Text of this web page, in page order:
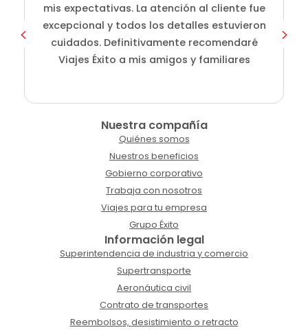
mis expectativas. La atención al cliente fue
excepcional y todos los detalles estuvieron
cuidados. Definitivamente recomendaré
Viajes Éxito a mis amigos y familiares
Nuestra compañía
Quiénes somos
Nuestros beneficios
Gobierno corporativo
Trabaja con nosotros
Viajes para tu empresa
Grupo Éxito
Información legal
Superintendencia de industria y comercio
Supertransporte
Aeronáutica civil
Contrato de transportes
Reembolsos, desistimiento o retracto